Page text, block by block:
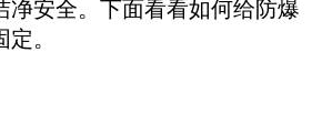
净安全。下面看看如何给防爆
。